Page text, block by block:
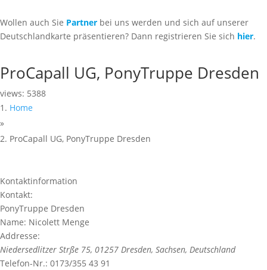
Wollen auch Sie Partner bei uns werden und sich auf unserer
Deutschlandkarte präsentieren? Dann registrieren Sie sich hier.
ProCapall UG, PonyTruppe Dresden
views: 5388
Home
»
ProCapall UG, PonyTruppe Dresden
Kontaktinformation
Kontakt:
PonyTruppe Dresden
Name: Nicolett Menge
Addresse:
Niedersedlitzer Strße 75, 01257 Dresden, Sachsen, Deutschland
Telefon-Nr.: 0173/355 43 91